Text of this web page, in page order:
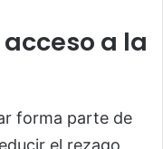
a la
forma parte de
el rezago